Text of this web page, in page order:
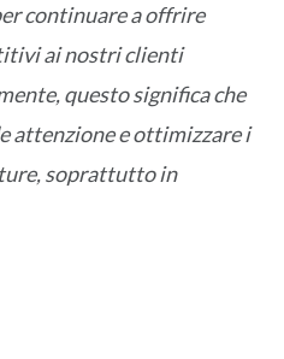
continuare a offrire
ai nostri clienti
questo significa che
attenzione e ottimizzare i
soprattutto in